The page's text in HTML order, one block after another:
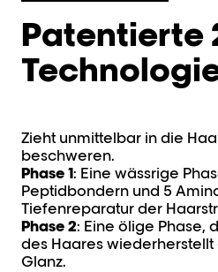
Patentierte
Zieht unmittelbar in die
beschweren.
Phase 1: Eine wässrige
Peptidbondern und 5
Tiefenreparatur der
Phase 2: Eine ölige Phase,
des Haares
Glanz.